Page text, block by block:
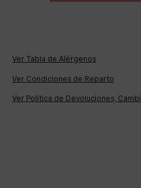
Ver Tabla de Alérgenos
Ver Condiciones de Reparto
Ver Política de Devoluciones,